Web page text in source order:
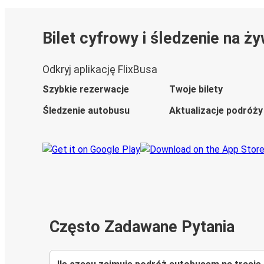
Bilet cyfrowy i śledzenie na
Odkryj aplikację FlixBusa
Szybkie rezerwacje
Twoje bilety
Śledzenie autobusu
Aktualizacje podróży
Często Zadawane Pytania